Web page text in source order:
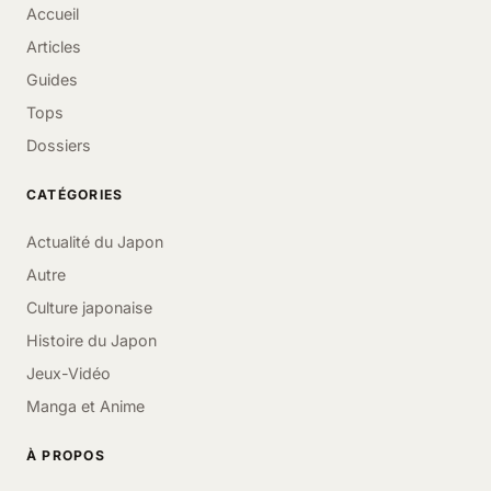
Accueil
Articles
Guides
Tops
Dossiers
CATÉGORIES
Actualité du Japon
Autre
Culture japonaise
Histoire du Japon
Jeux-Vidéo
Manga et Anime
À PROPOS